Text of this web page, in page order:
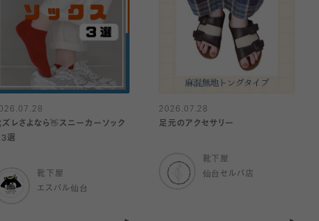
ズレさよなら👋スニーカーソック
3選
靴下屋
エスパル仙台
2026.07.28
足元のアクセサリー
靴下屋
仙台セルバ店